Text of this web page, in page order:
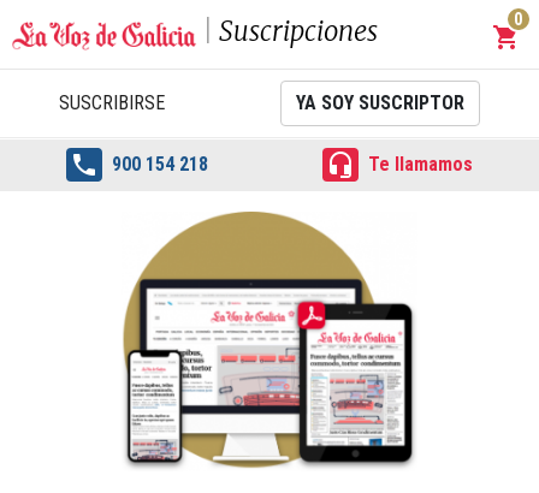
Suscripciones shopping_cart
0
SUSCRIBIRSE YA SOY SUSCRIPTOR
 900 154 218  Te llamamos